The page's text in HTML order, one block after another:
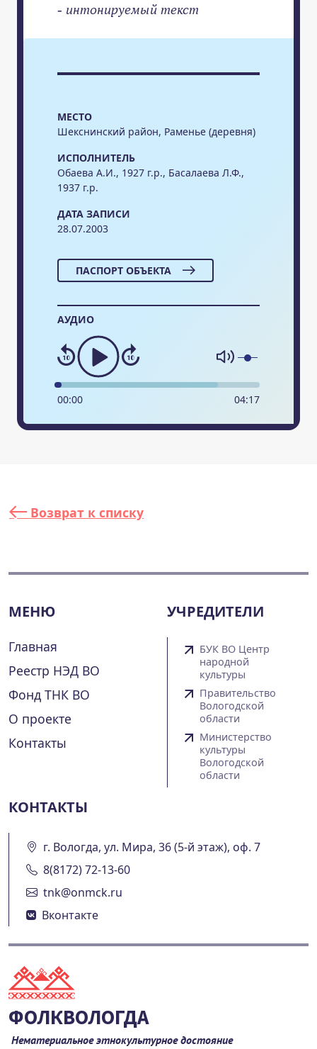
МЕСТО
Шекснинский район, Раменье (деревня)
ИСПОЛНИТЕЛЬ
Обаева А.И., 1927 г.р., Басалаева Л.Ф.,
1937 г.р.
ДАТА ЗАПИСИ
28.07.2003
ПАСПОРТ ОБЪЕКТА
АУДИО
00:00 04:17
- интонируемый текст
Возврат к списку
МЕНЮ
Главная
Реестр НЭД ВО
Фонд ТНК ВО
О проекте
Контакты
УЧРЕДИТЕЛИ
БУК ВО Центр
народной
культуры
Правительство
Вологодской
области
Министерство
культуры
Вологодской
области
КОНТАКТЫ
г. Вологда, ул. Мира, 36 (5-й этаж), оф. 7
8(8172) 72-13-60
tnk@onmck.ru
Вконтакте
ФОЛКВОЛОГДА
Нематериальное этнокультурное достояние